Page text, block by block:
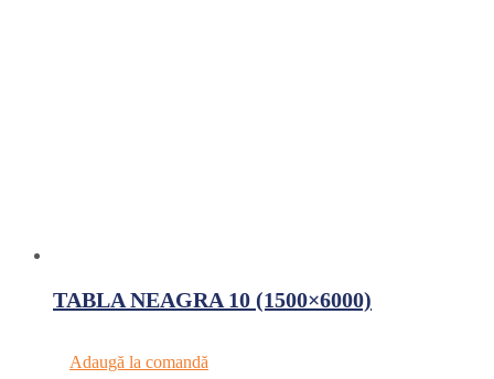
TABLA NEAGRA 10 (1500×6000)
Adaugă la comandă